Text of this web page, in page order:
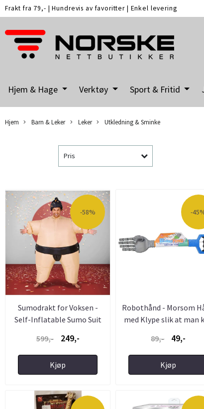
Frakt fra 79,- |Hundrevis av favoritter | Enkel levering
Hjem & Hage Verktøy Sport & Fritid
Hjem Barn & Leker Leker Utkledning & Sminke
Pris
-58%
Sumodrakt for Voksen -
Self-Inflatable Sumo Suit
599,-
249,-
Kjøp
-
Robothånd - Morsom
med Klype slik at man
89,- 49,-
Kjøp